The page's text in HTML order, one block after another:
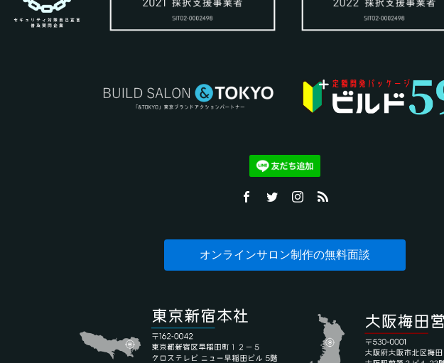
オンラインサロン制作の無料面談